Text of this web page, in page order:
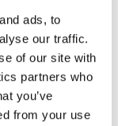
ads, to
our traffic.
of our site with
partners who
you’ve
from your use